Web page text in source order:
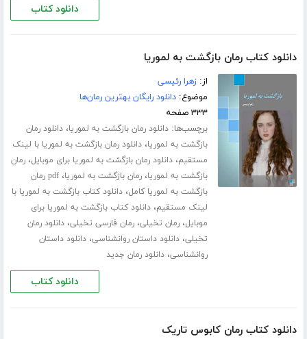
دانلود کتاب
دانلود کتاب رمان بازگشت به لموریا
از:زهرا رئیسی
موضوع:دانلود رایگان بهترین رمان‌ها
۳۳۳ صفحه
برچسب‌ها:دانلود رمان بازگشت به لموریا،دانلود رمان
بازگشت به لموریا،دانلود رمان بازگشت به لموریا با لینک
مستقیم،دانلود رمان بازگشت به لموریا برای موبایل،رمان
بازگشت به لموریا،رمان بازگشت به لموریا،
pdf رمان
بازگشت به لموریا کامل،دانلود کتاب بازگشت به لموریا با
لینک مستقیم،دانلود کتاب بازگشت به لموریا برای
موبایل،رمان تخیلی،رمان فارسی تخیلی،دانلود رمان
تخیلی،دانلود داستان روانشناسی،دانلود داستان
روانشناسی،دانلود رمان جدید
دانلود کتاب
دانلود کتاب رمان کابوس تاریک